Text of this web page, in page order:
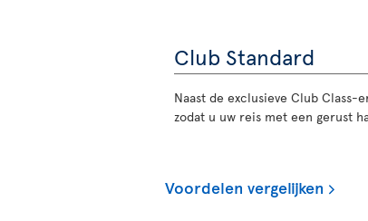
Club Standard
Naast de exclusieve Club
zodat u uw reis met een gerust
Voordelen vergelijken